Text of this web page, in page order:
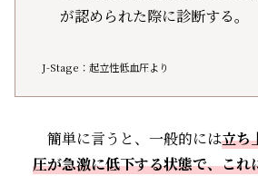
が認められた際に診断する。
J-Stage：起立性低血圧より
簡単に言うと、一般的には立ち
圧が急激に低下する状態で、これ